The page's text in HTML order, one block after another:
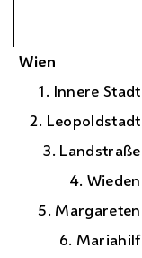
Wien
1. Innere Stadt
2. Leopoldstadt
3. Landstraße
4. Wieden
5. Margareten
6. Mariahilf